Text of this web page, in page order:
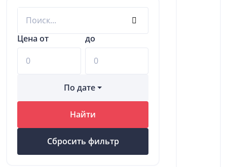
Цена от до
По дате
Найти
Сбросить фильтр